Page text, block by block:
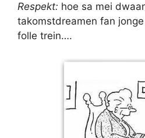
Respekt: hoe sa mei
takomstdreamen fan
folle trein….